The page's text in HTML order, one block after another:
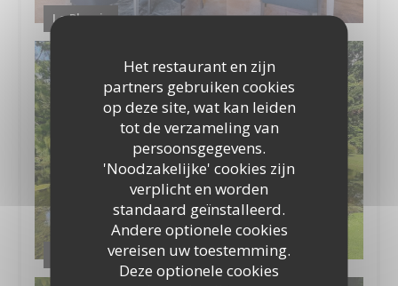
Het restaurant en zijn
partners gebruiken cookies
op deze site, wat kan leiden
tot de verzameling van
persoonsgegevens.
'Noodzakelijke' cookies zijn
verplicht en worden
standaard geïnstalleerd.
Andere optionele cookies
vereisen uw toestemming.
Deze optionele cookies
Le Plessis